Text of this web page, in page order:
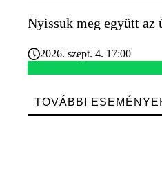
Nyissuk meg együtt az
2026. szept. 4. 17:00
TOVÁBBI